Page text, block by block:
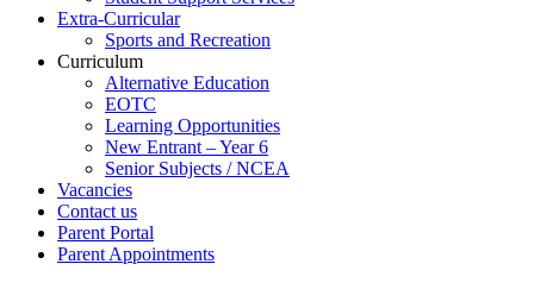
Extra-Curricular
Sports and Recreation
Curriculum
Alternative Education
EOTC
Learning Opportunities
New Entrant – Year 6
Senior Subjects / NCEA
Vacancies
Contact us
Parent Portal
Parent Appointments